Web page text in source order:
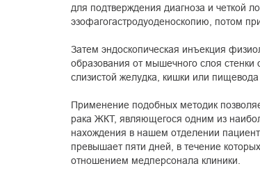
для подтверждения диагноза и четкой
эзофагогастродуоденоскопию, потом
Затем эндоскопическая инъекция
образования от мышечного слоя
слизистой желудка, кишки или пищевода
Применение подобных методик
рака ЖКТ, являющегося одним из
нахождения в нашем отделении
превышает пяти дней, в течение
отношением медперсонала клиники.